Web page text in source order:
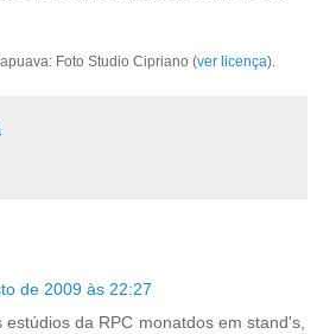
Foto Studio Cipriano (ver licença).
de 2009 às 22:27
da RPC monatdos em stand's,